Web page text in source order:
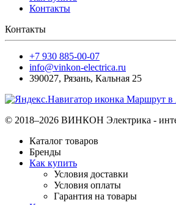
Контакты
Контакты
+7 930 885-00-07
info@vinkon-electrica.ru
390027, Рязань, Кальная 25
Маршрут в
© 2018–2026 ВИНКОН Электрика -
Каталог товаров
Бренды
Как купить
Условия доставки
Условия оплаты
Гарантия на товары